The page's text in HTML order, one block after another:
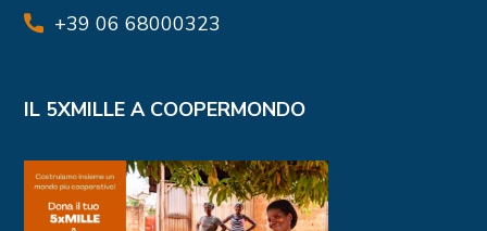
+39 06 68000323
IL 5XMILLE A COOPERMONDO